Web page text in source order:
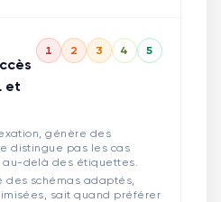
et
1 2 3 4 5
génère des
distingue pas les cas
au-delà des étiquettes.
des schémas adaptés,
sait quand préférer